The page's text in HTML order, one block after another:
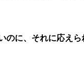
に、それに応えら